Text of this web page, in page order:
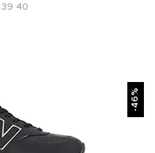
39 40
-46%